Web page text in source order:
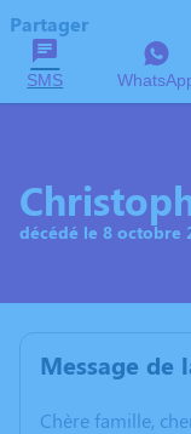
Partager
SMS
décédé le 8 octobre
Message de
Chère famille,